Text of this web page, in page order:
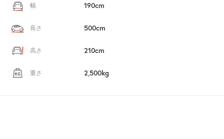
幅 190cm
長さ 500cm
高さ 210cm
重さ 2,500kg